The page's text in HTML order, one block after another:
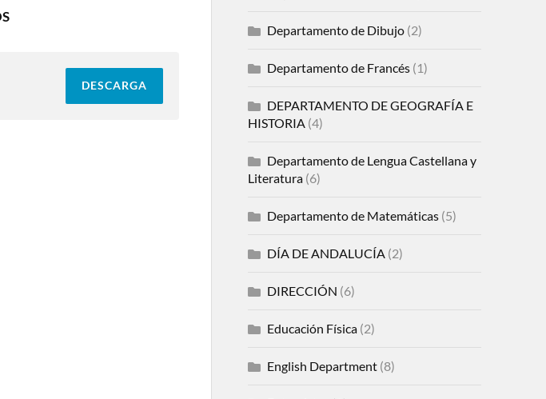
DESCARGA
Departamento de Dibujo(2)
Departamento de Francés(1)
DEPARTAMENTO DE GEOGRAFÍA E
HISTORIA (4)
Departamento de Lengua Castellana y
Literatura(6)
Departamento de Matemáticas(5)
DÍA DE ANDALUCÍA (2)
DIRECCIÓN (6)
Educación Física(2)
English Department(8)